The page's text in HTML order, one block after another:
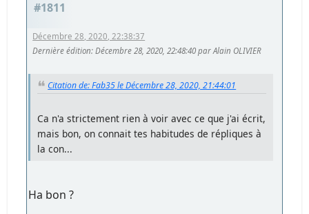
#1811
Décembre 28, 2020, 22:38:37
Dernière édition: Décembre 28, 2020, 22:48:40 par Alain OLIVIER
Citation de: Fab35 le Décembre 28, 2020, 21:44:01
Ca n'a strictement rien à voir avec ce que j'ai écrit,
mais bon, on connait tes habitudes de répliques à
la con...
Ha bon ?